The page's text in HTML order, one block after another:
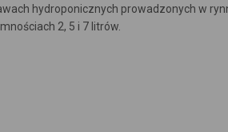
hydroponicznych prowadzonych w
2, 5 i 7 litrów.